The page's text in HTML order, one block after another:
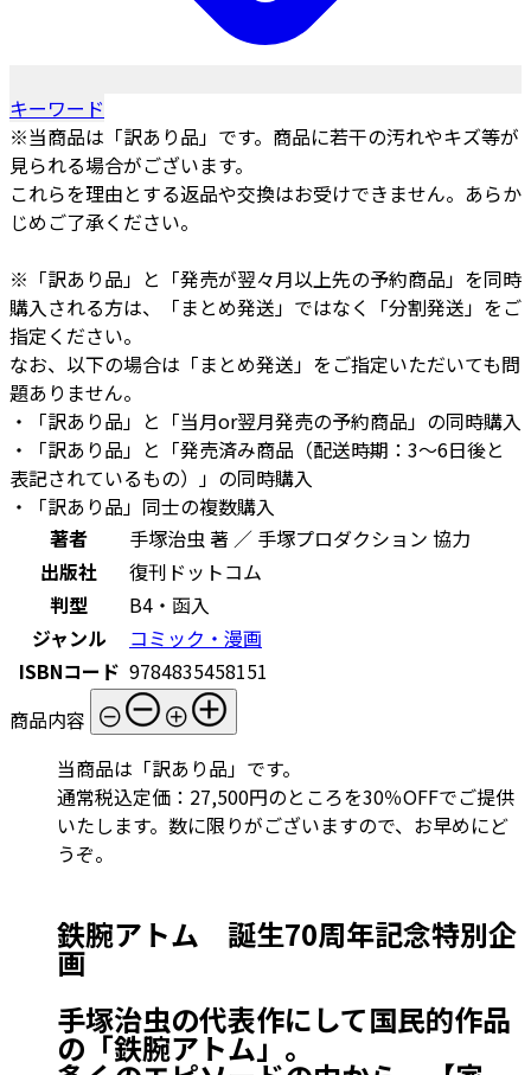
キーワード
※当商品は「訳あり品」です。商品に若干の汚れやキズ等が
見られる場合がございます。
これらを理由とする返品や交換はお受けできません。あらか
じめご了承ください。
※「訳あり品」と「発売が翌々月以上先の予約商品」を同時
購入される方は、「まとめ発送」ではなく「分割発送」をご
指定ください。
なお、以下の場合は「まとめ発送」をご指定いただいても問
題ありません。
・「訳あり品」と「当月or翌月発売の予約商品」の同時購入
・「訳あり品」と「発売済み商品（配送時期：3～6日後と
表記されているもの）」の同時購入
・「訳あり品」同士の複数購入
著者
手塚治虫 著 ／ 手塚プロダクション 協力
出版社
復刊ドットコム
判型
B4・函入
ジャンル
コミック・漫画
ISBNコード 9784835458151
商品内容
当商品は「訳あり品」です。
通常税込定価：27,500円のところを30％OFFでご提供
いたします。数に限りがございますので、お早めにど
うぞ。
鉄腕アトム 誕生70周年記念特別企
画
手塚治虫の代表作にして国民的作品
の「鉄腕アトム」。